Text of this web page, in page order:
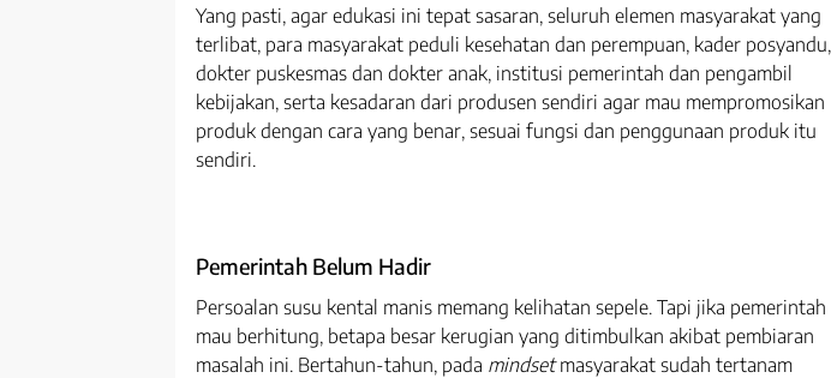
Yang pasti, agar edukasi ini tepat sasaran, seluruh elemen masyarakat yang
terlibat, para masyarakat peduli kesehatan dan perempuan, kader posyandu,
dokter puskesmas dan dokter anak, institusi pemerintah dan pengambil
kebijakan, serta kesadaran dari produsen sendiri agar mau mempromosikan
produk dengan cara yang benar, sesuai fungsi dan penggunaan produk itu
sendiri.
Pemerintah Belum Hadir
Persoalan susu kental manis memang kelihatan sepele. Tapi jika pemerintah
mau berhitung, betapa besar kerugian yang ditimbulkan akibat pembiaran
masalah ini. Bertahun-tahun, pada mindsetmasyarakat sudah tertanam